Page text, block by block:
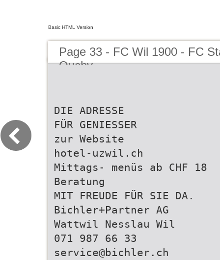
Basic HTML Version
Page 33 - FC Wil 1900 - FC
Ouchy
DIE ADRESSE
FÜR GENIESSER
zur Website
hotel-uzwil.ch
Mittags- menüs ab CHF 18
Beratung
MIT FREUDE FÜR SIE DA.
Bichler+Partner AG
Wattwil Nesslau Wil
071 987 66 33
service@bichler.ch